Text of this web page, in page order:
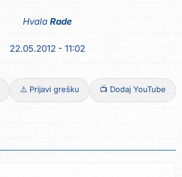
Hvala Rade
22.05.2012 - 11:02
⚠️ Prijavi grešku 📺 Dodaj YouTube